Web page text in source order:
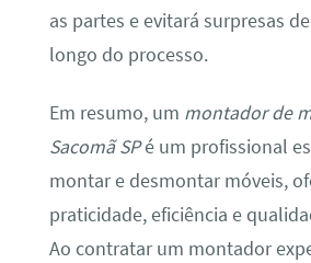
as partes e evitará surpresas
longo do processo.
Em resumo, um montador de
Sacomã SPé um profissional
montar e desmontar móveis,
praticidade, eficiência e
Ao contratar um montador